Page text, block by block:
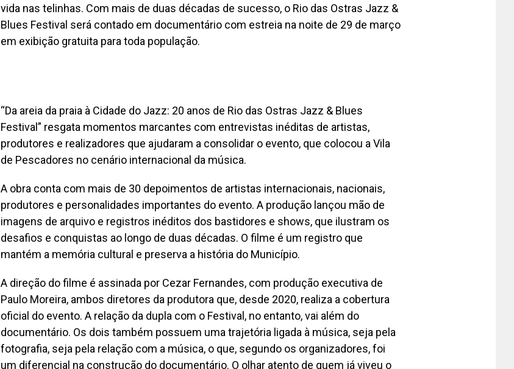
vida nas telinhas. Com mais de duas décadas de sucesso, o Rio das Ostras Jazz &
Blues Festival será contado em documentário com estreia na noite de 29 de março
em exibição gratuita para toda população.
“Da areia da praia à Cidade do Jazz: 20 anos de Rio das Ostras Jazz & Blues
Festival” resgata momentos marcantes com entrevistas inéditas de artistas,
produtores e realizadores que ajudaram a consolidar o evento, que colocou a Vila
de Pescadores no cenário internacional da música.
A obra conta com mais de 30 depoimentos de artistas internacionais, nacionais,
produtores e personalidades importantes do evento. A produção lançou mão de
imagens de arquivo e registros inéditos dos bastidores e shows, que ilustram os
desafios e conquistas ao longo de duas décadas. O filme é um registro que
mantém a memória cultural e preserva a história do Município.
A direção do filme é assinada por Cezar Fernandes, com produção executiva de
Paulo Moreira, ambos diretores da produtora que, desde 2020, realiza a cobertura
oficial do evento. A relação da dupla com o Festival, no entanto, vai além do
documentário. Os dois também possuem uma trajetória ligada à música, seja pela
fotografia, seja pela relação com a música, o que, segundo os organizadores, foi
um diferencial na construção do documentário. O olhar atento de quem já viveu o